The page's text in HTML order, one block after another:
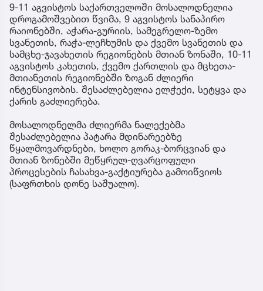
9-11 აგვისტოს საქართველოში მოსალოდნელია
დროგამოშვებით წვიმა, 9 აგვისტოს სანაპირო
რაიონებში, აჭარა-გურიის, სამეგრელო-ზემო
სვანეთის, რაჭა-ლეჩხუმის და ქვემო სვანეთის და
სამცხე-ჯავახეთის რეგიონების მთიან ზონაში, 10-11
აგვისტოს კახეთის, ქვემო ქართლის და მცხეთა-
მთიანეთის რეგიონებში ზოგან ძლიერი
ინტენსივობის. შესაძლებელია ელჭექი, სეტყვა და
ქარის გაძლიერება.
მოსალოდნელმა ძლიერმა ნალექებმა
შესაძლებელია პატარა მდინარეებზე
წყალმოვარდნები, ხოლო გორაკ-ბორცვიან და
მთიან ზონებში მეწყრულ-ღვარცოფული
პროცესების ჩასახვა-გაქტიურება გამოიწვიოს
(საფრთხის დონე საშუალო).